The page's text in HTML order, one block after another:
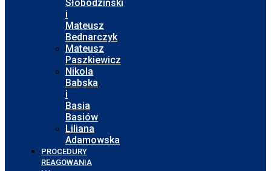
Słobodziński
i
Mateusz
Bednarczyk
Mateusz
Paszkiewicz
Nikola
Babska
i
Basia
Basiów
Liliana
Adamowska
PROCEDURY
REAGOWANIA